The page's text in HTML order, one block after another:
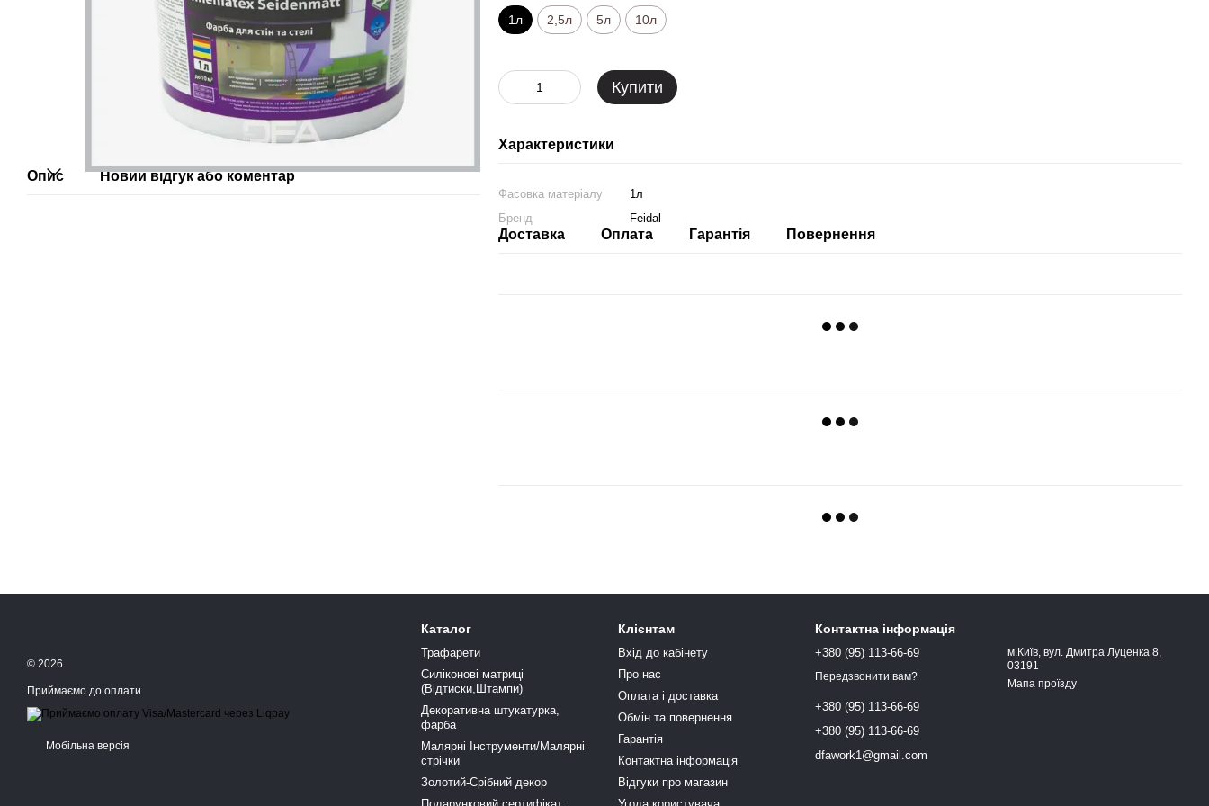
Опис Новий відгук або коментар
1л 2,5л 5л 10л
Купити
Характеристики
Фасовка матеріалу
1л
Бренд
Feidal
Доставка Оплата Гарантія Повернення
© 2026
Приймаємо до оплати
Мобільна версія
Каталог
Трафарети
Силіконові матриці
(Відтиски,Штампи)
Декоративна штукатурка,
фарба
Малярні Інструменти/Малярні
стрічки
Золотий-Срібний декор
Клієнтам
Вхід до кабінету
Про нас
Оплата і доставка
Обмін та повернення
Гарантія
Контактна інформація
Відгуки про магазин
Контактна інформація
+380 (95) 113-66-69
Передзвонити вам?
+380 (95) 113-66-69
+380 (95) 113-66-69
dfawork1@gmail.com
м.Київ, вул. Дмитра Луценка 8,
03191
Мапа проїзду